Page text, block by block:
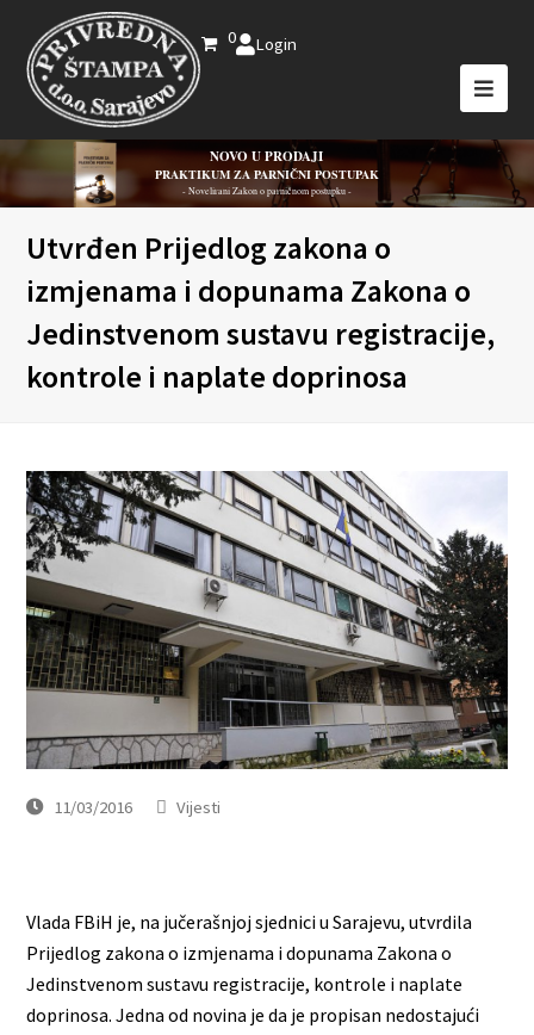
0 Login
NOVO U PRODAJI
PRAKTIKUM ZA PARNIČNI POSTUPAK
- Novelirani Zakon o parničnom postupku -
Utvrđen Prijedlog zakona o
izmjenama i dopunama Zakona o
Jedinstvenom sustavu registracije,
kontrole i naplate doprinosa
11/03/2016 Vijesti
Vlada FBiH je, na jučerašnjoj sjednici u Sarajevu, utvrdila
Prijedlog zakona o izmjenama i dopunama Zakona o
Jedinstvenom sustavu registracije, kontrole i naplate
doprinosa. Jedna od novina je da je propisan nedostajući